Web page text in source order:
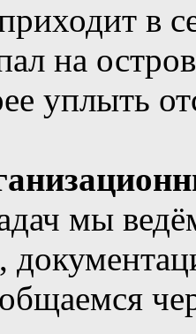
в
на
уплыть
мы